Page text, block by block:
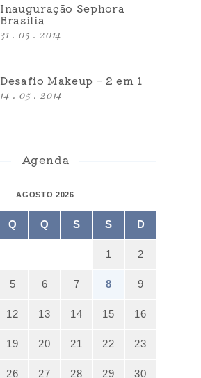
Inauguração Sephora
Brasília
31 . 05 . 2014
Desafio Makeup – 2 em 1
14 . 05 . 2014
Agenda
AGOSTO 2026
Q Q S S D
1 2
5 6 7 8 9
12 13 14 15 16
19 20 21 22 23
26 27 28 29 30